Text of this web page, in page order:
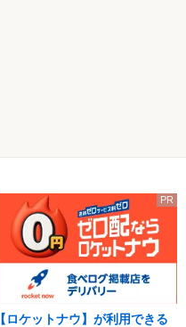
PR
【ロケットナウ】が利用できる